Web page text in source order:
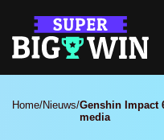
Home/Nieuws/Genshin Impact
media